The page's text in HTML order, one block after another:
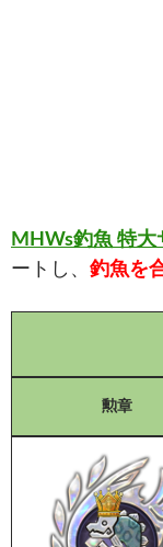
MHWs釣魚 特大
ートし、 釣魚を
勲章